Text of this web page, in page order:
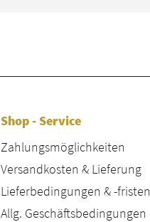
Shop - Service
Zahlungsmöglichkeiten
Versandkosten & Lieferung
Lieferbedingungen & -fristen
Allg. Geschäftsbedingungen